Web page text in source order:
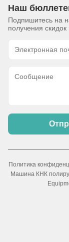
Наш
Подпишитесь на
получения скидок
Политика
Машина КНК полируя Доставщик. 2019-